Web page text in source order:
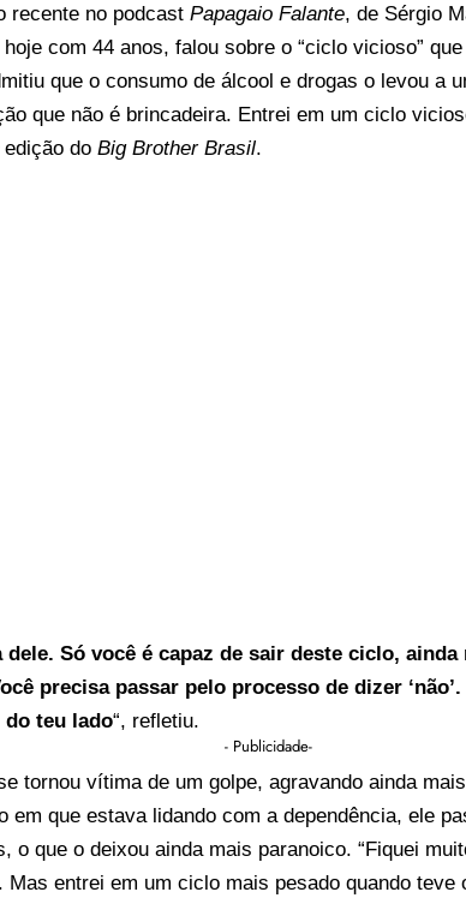
recente no podcast Papagaio Falante, de Sérgio
com 44 anos, falou sobre o “ciclo vicioso”
que o consumo de álcool e drogas o levou a
que não é brincadeira. Entrei em um ciclo
edição do Big Brother Brasil.
dele. Só você é capaz de sair deste ciclo, ainda
precisa passar pelo processo de dizer
teu lado“, refletiu.
- Publicidade-
tornou vítima de um golpe, agravando ainda
em que estava lidando com a dependência, ele
o que o deixou ainda mais paranoico. “Fiquei
entrei em um ciclo mais pesado quando teve